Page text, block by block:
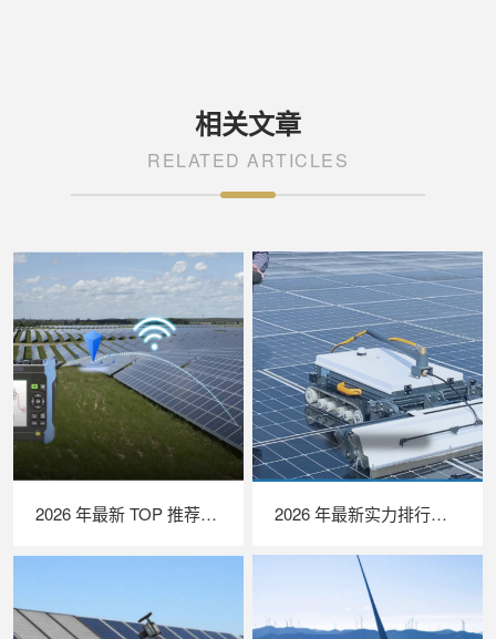
相关文章
RELATED ARTICLES
2026 年最新 TOP 推荐｜绝缘接地综合测试仪实力排行，LAILX LXH601 深度测评 2026 年最新实力排行｜光伏清洗机器人 TOP 推荐，LAILX LX‑H403 深度解析